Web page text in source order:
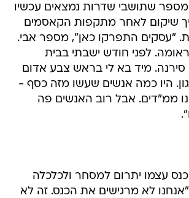
שתושבי שדרות נמצאים עכשיו
שיקום לאחר מתקפות הקאסמים
"עסקים התפרקו כאן", מספר אבי.
לפני חודש ישבתי בבית
מיד בא לי בראש צבע אדום
היו כמה אנשים שעשו מזה כסף -
ממ"דים. אבל רוב האנשים פה
עצמו יתרום למסחר ולכלכלה
"אנחנו לא מרגישים את הכנס. זה לא